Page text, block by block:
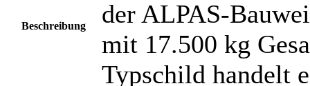
Beschreibung
der ALPAS-
mit 17.500 kg
Typschild handelt